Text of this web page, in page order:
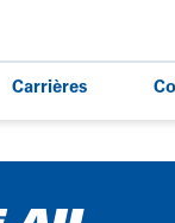
Carrières
Travailler chez Point
Offres d'emploi